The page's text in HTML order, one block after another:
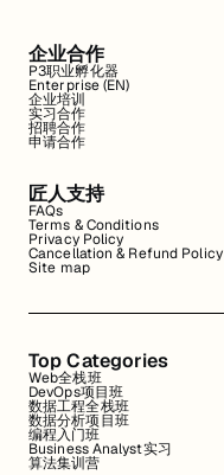
企业合作
P3职业孵化器
Enterprise (EN)
企业培训
实习合作
招聘合作
申请合作
匠人支持
FAQs
Terms & Conditions
Privacy Policy
Cancellation & Refund Policy
Site map
Top Categories
Web全栈班
DevOps项目班
数据工程全栈班
数据分析项目班
编程入门班
Business Analyst实习
算法集训营